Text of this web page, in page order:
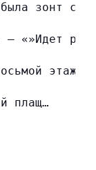
зонт
— «»Идет
этаж
плащ…